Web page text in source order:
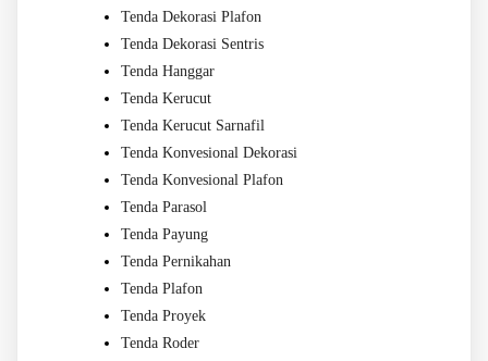
Tenda Dekorasi Plafon
Tenda Dekorasi Sentris
Tenda Hanggar
Tenda Kerucut
Tenda Kerucut Sarnafil
Tenda Konvesional Dekorasi
Tenda Konvesional Plafon
Tenda Parasol
Tenda Payung
Tenda Pernikahan
Tenda Plafon
Tenda Proyek
Tenda Roder